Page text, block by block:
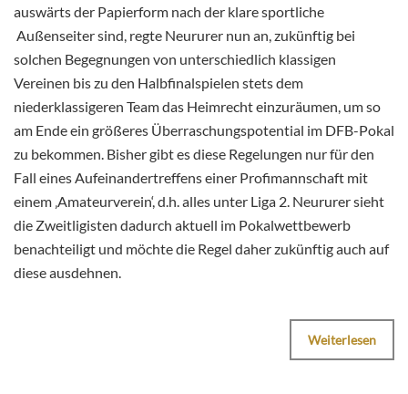
auswärts der Papierform nach der klare sportliche
Außenseiter sind, regte Neururer nun an, zukünftig bei
solchen Begegnungen von unterschiedlich klassigen
Vereinen bis zu den Halbfinalspielen stets dem
niederklassigeren Team das Heimrecht einzuräumen, um so
am Ende ein größeres Überraschungspotential im DFB-Pokal
zu bekommen. Bisher gibt es diese Regelungen nur für den
Fall eines Aufeinandertreffens einer Profimannschaft mit
einem ‚Amateurverein‘, d.h. alles unter Liga 2. Neururer sieht
die Zweitligisten dadurch aktuell im Pokalwettbewerb
benachteiligt und möchte die Regel daher zukünftig auch auf
diese ausdehnen.
Weiterlesen